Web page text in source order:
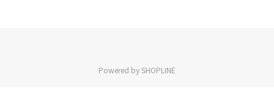
Powered by SHOPLINE